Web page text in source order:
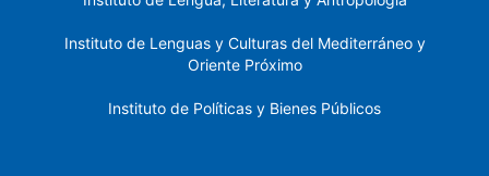
Instituto de Lenguas y Culturas del Mediterráneo y
Oriente Próximo
Instituto de Políticas y Bienes Públicos